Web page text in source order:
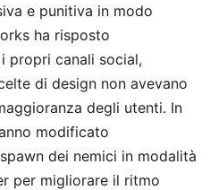
e punitiva in modo
ha risposto
propri canali social,
di design non avevano
degli utenti. In
modificato
dei nemici in modalità
per migliorare il ritmo